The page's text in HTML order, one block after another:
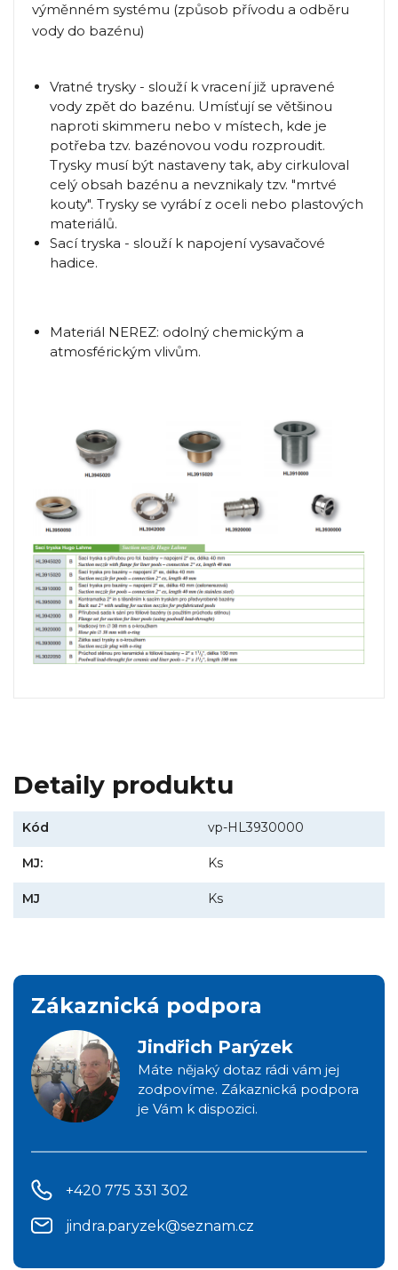
výměnném systému (způsob přívodu a odběru
vody do bazénu)
Vratné trysky - slouží k vracení již upravené
vody zpět do bazénu. Umísťují se většinou
naproti skimmeru nebo v místech, kde je
potřeba tzv. bazénovou vodu rozproudit.
Trysky musí být nastaveny tak, aby cirkuloval
celý obsah bazénu a nevznikaly tzv. "mrtvé
kouty". Trysky se vyrábí z oceli nebo plastových
materiálů.
Sací tryska - slouží k napojení vysavačové
hadice.
Materiál NEREZ: odolný chemickým a
atmosférickým vlivům.
Detaily produktu
Kód vp-HL3930000
MJ: Ks
MJ Ks
Zákaznická podpora
Jindřich Parýzek
Máte nějaký dotaz rádi vám jej
zodpovíme. Zákaznická podpora
je Vám k dispozici.
+420 775 331 302
jindra.paryzek@seznam.cz